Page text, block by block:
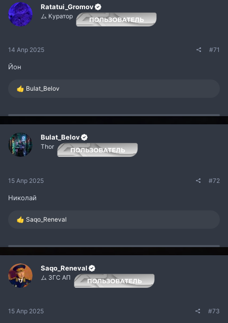
Ratatui_Gromov
ム Куратор
14 Апр 2025 #71
Йон
Р
к
и
:
Bulat_Belov
Bulat_Belov
Thor
15 Апр 2025 #72
Николай
Р
и
:
Saqo_Reneval
Saqo_Reneval
ム ЗГС АП
15 Апр 2025 #73